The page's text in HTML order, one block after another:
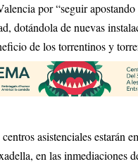
por “seguir
dotándola de nuevas
de los torrentinos y
asistenciales estarán
en las inmediaciones